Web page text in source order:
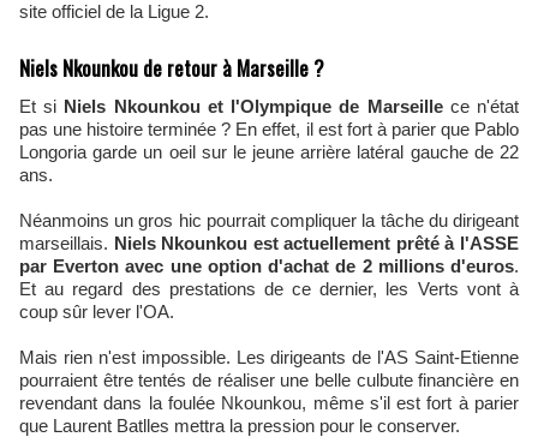
site officiel de la Ligue 2.
Niels Nkounkou de retour à Marseille ?
Et si Niels Nkounkou et l'Olympique de Marseillece n'état
pas une histoire terminée ? En effet, il est fort à parier que Pablo
Longoria garde un oeil sur le jeune arrière latéral gauche de 22
ans.
Néanmoins un gros hic pourrait compliquer la tâche du dirigeant
marseillais. Niels Nkounkou est actuellement prêté à l'ASSE
par Everton avec une option d'achat de 2 millions d'euros.
Et au regard des prestations de ce dernier, les Verts vont à
coup sûr lever l'OA.
Mais rien n'est impossible. Les dirigeants de l'AS Saint-Etienne
pourraient être tentés de réaliser une belle culbute financière en
revendant dans la foulée Nkounkou, même s'il est fort à parier
que Laurent Batlles mettra la pression pour le conserver.